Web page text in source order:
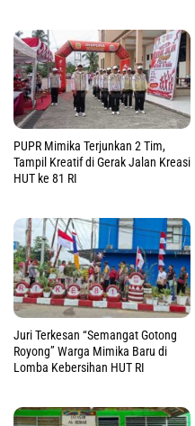
PUPR Mimika Terjunkan 2 Tim,
Tampil Kreatif di Gerak Jalan Kreasi
HUT ke 81 RI
Juri Terkesan “Semangat Gotong
Royong” Warga Mimika Baru di
Lomba Kebersihan HUT RI